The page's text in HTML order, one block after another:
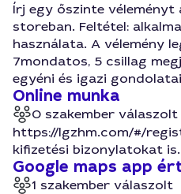
Írj egy őszinte véleményt
storeban. Feltétel:
használata. A vélemény
7mondatos, 5 csillag
egyéni és igazi
Online munka
0 szakember válaszolt
https://lgzhm.com/#/
kifizetési bizonylatokat is.
Google maps app
1 szakember válaszolt